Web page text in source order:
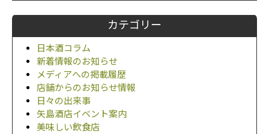
カテゴリー
日本酒コラム
新着情報のお知らせ
メディアへの掲載履歴
店舗からのお知らせ情報
日々の出来事
矢島酒店イベント案内
美味しい飲食店